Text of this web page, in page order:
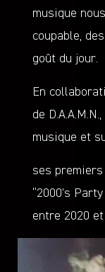
musique
coupable,
goût du jour.
En
de
musique et
ses premiers
“2000’s
entre 2020 et